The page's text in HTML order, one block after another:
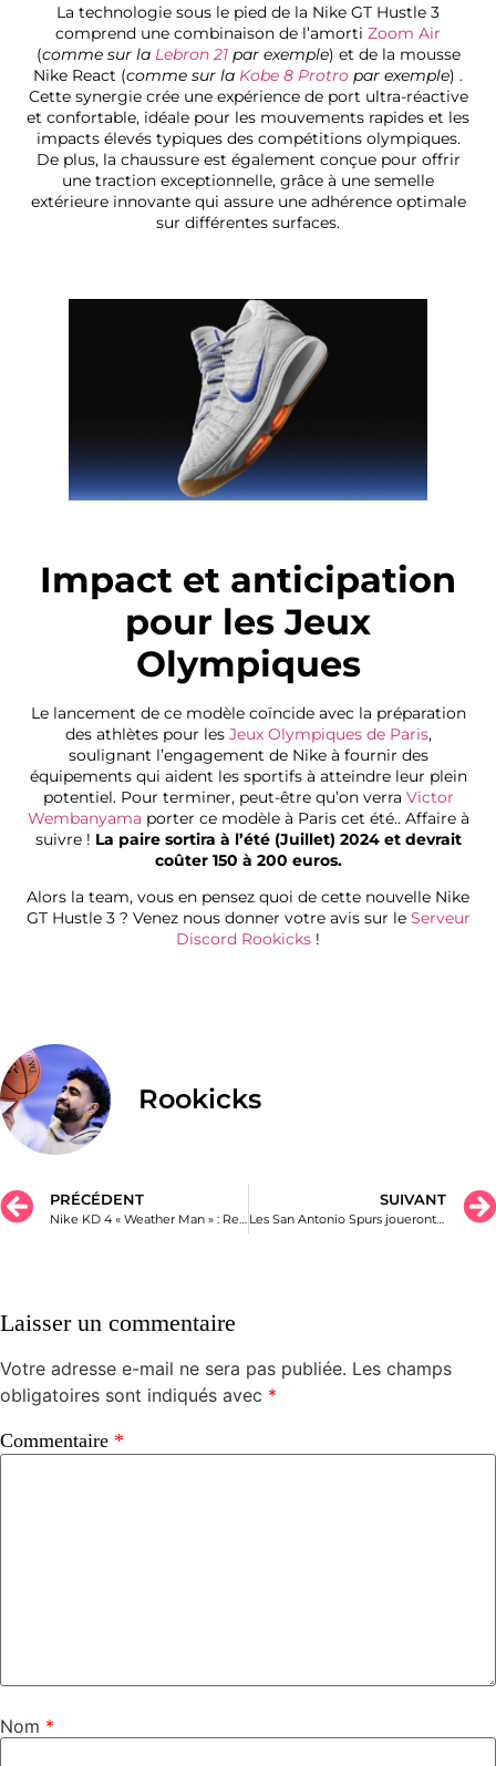
La technologie sous le pied de la Nike GT Hustle 3
comprend une combinaison de l’amorti Zoom Air
(comme sur la Lebron 21 par exemple) et de la mousse
Nike React (comme sur la Kobe 8 Protro par exemple) .
Cette synergie crée une expérience de port ultra-réactive
et confortable, idéale pour les mouvements rapides et les
impacts élevés typiques des compétitions olympiques.
De plus, la chaussure est également conçue pour offrir
une traction exceptionnelle, grâce à une semelle
extérieure innovante qui assure une adhérence optimale
sur différentes surfaces.
Impact et anticipation
pour les Jeux
Olympiques
Le lancement de ce modèle coïncide avec la préparation
des athlètes pour les Jeux Olympiques de Paris,
soulignant l’engagement de Nike à fournir des
équipements qui aident les sportifs à atteindre leur plein
potentiel. Pour terminer, peut-être qu’on verra Victor
Wembanyama porter ce modèle à Paris cet été.. Affaire à
suivre ! La paire sortira à l’été (Juillet) 2024 et devrait
coûter 150 à 200 euros.
Alors la team, vous en pensez quoi de cette nouvelle Nike
GT Hustle 3 ? Venez nous donner votre avis sur le Serveur
Discord Rookicks !
Rookicks
PRÉCÉDENT SUIVANT
Les San Antonio Spurs joueront 2 matchs de NBA à Paris en 2025 !
Laisser un commentaire
Votre adresse e-mail ne sera pas publiée. Les champs
obligatoires sont indiqués avec *
Commentaire *
Nom *